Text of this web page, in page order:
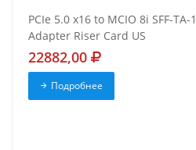
PCIe 5.0 x16 to MCIO 8i SFF-
Adapter Riser Card US
22882,00
Подробнее